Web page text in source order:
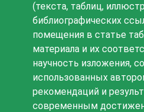
(текста, таблиц,
библиографических
помещения в статье
материала и их
научность изложения,
использованных
рекомендаций и
современным